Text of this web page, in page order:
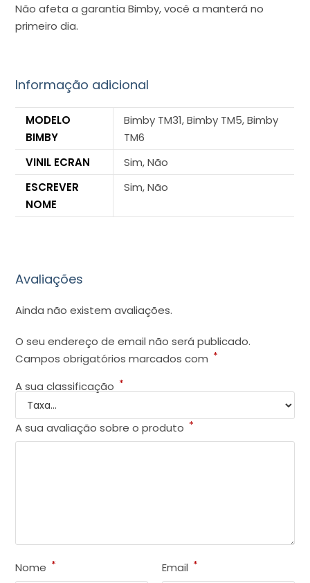
Não afeta a garantia Bimby, você a manterá no
primeiro dia.
Informação adicional
MODELO
BIMBY
Bimby TM31, Bimby TM5, Bimby
TM6
VINIL ECRAN
Sim, Não
ESCREVER
NOME
Sim, Não
Avaliações
Ainda não existem avaliações.
O seu endereço de email não será publicado.
Campos obrigatórios marcados com *
A sua classificação *
A sua avaliação sobre o produto *
Nome * Email *